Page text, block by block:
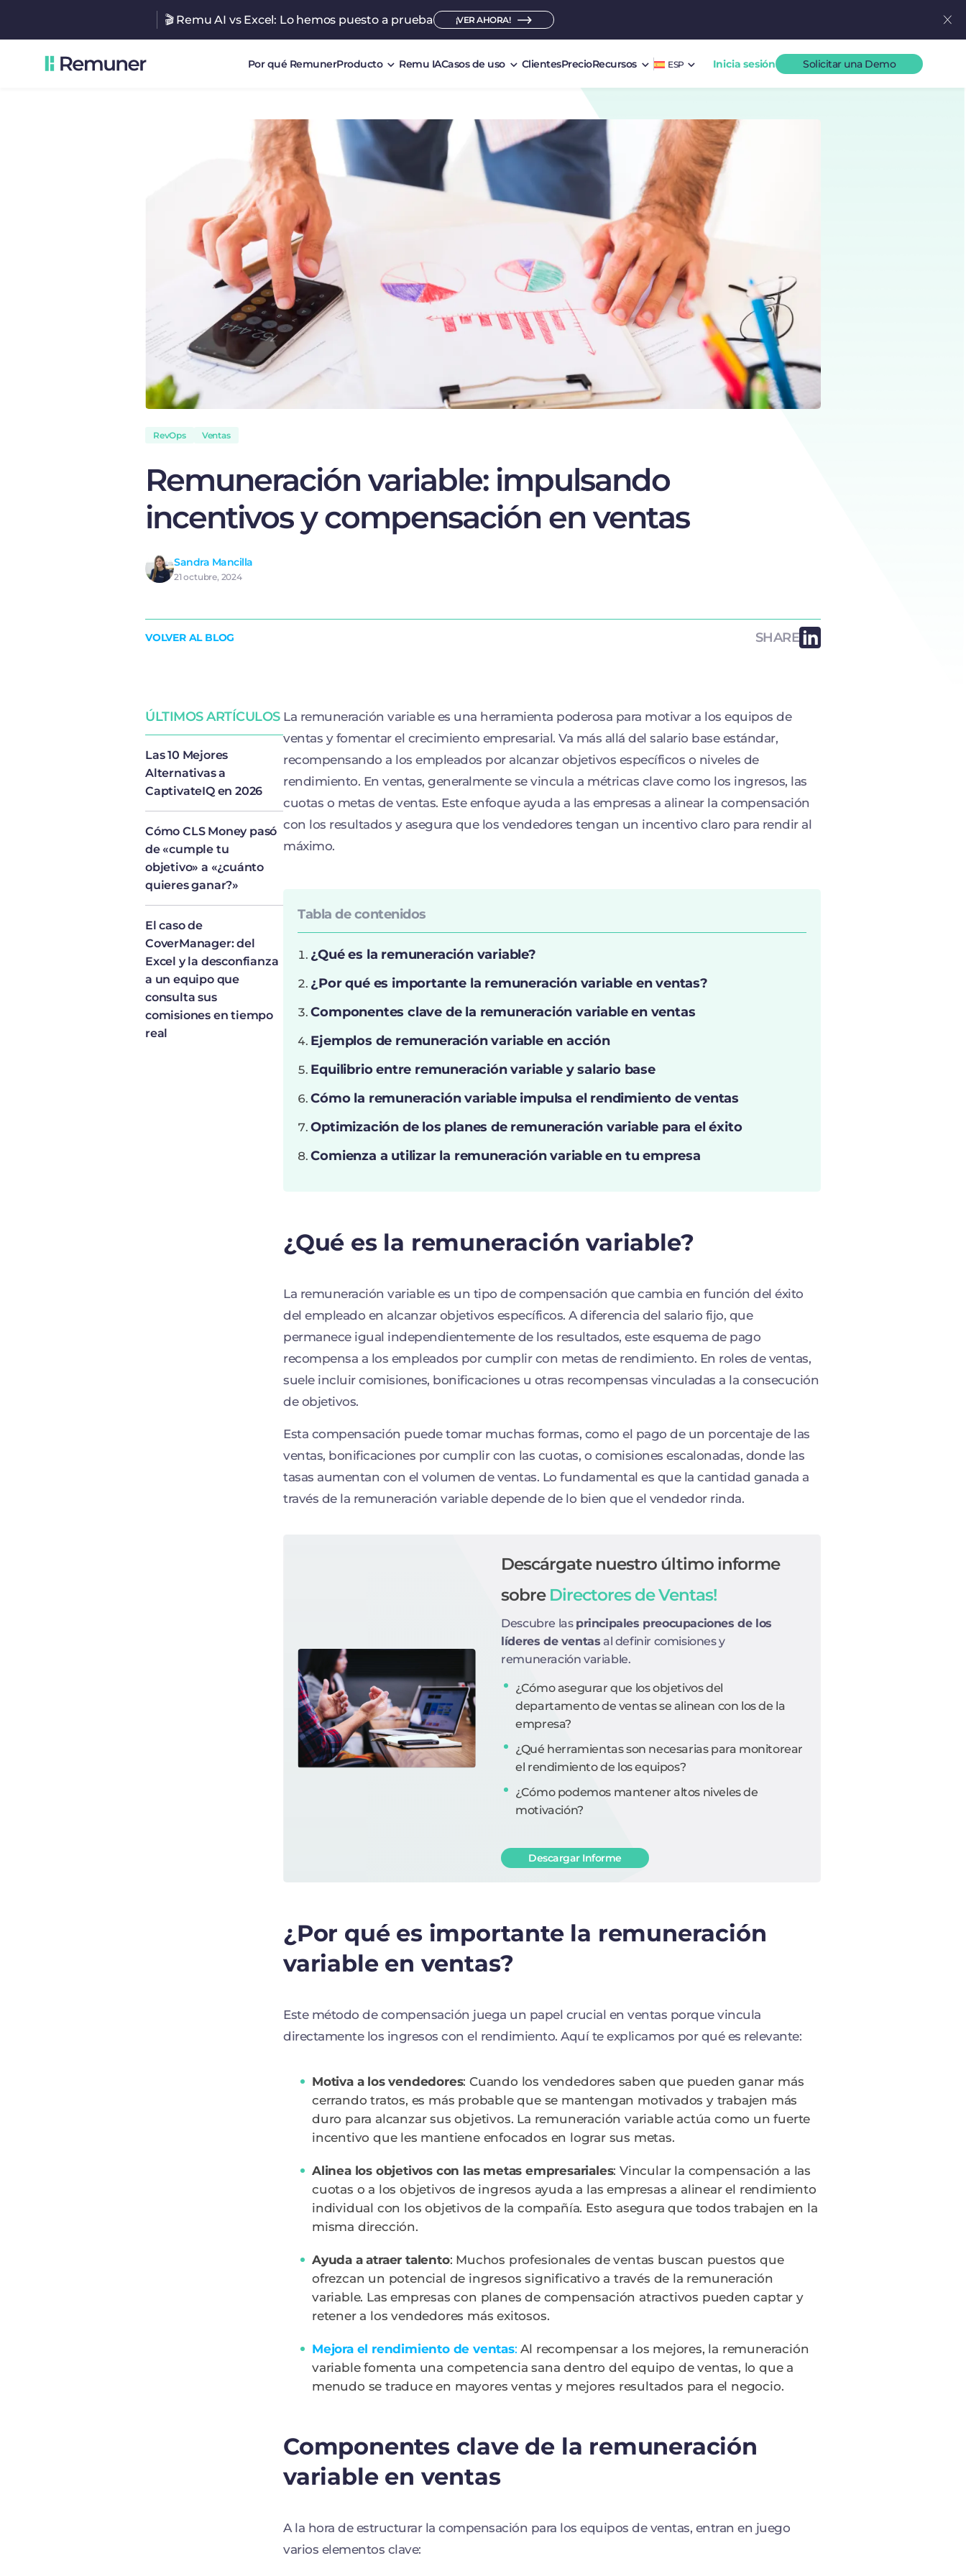
🎬 Remu AI vs Excel: Lo hemos puesto a prueba ¡VER AHORA!
Por qué RemunerProducto Remu IACasos de uso ClientesPrecioRecursos ESP Inicia sesión Solicitar una Demo
RevOps Ventas
Remuneración variable: impulsando
incentivos y compensación en ventas
Sandra Mancilla
21 octubre, 2024
VOLVER AL BLOG SHARE
ÚLTIMOS ARTÍCULOS
Las 10 Mejores
Alternativas a
CaptivateIQ en 2026
Cómo CLS Money pasó
de «cumple tu
objetivo» a «¿cuánto
quieres ganar?»
El caso de
CoverManager: del
Excel y la desconfianza
a un equipo que
consulta sus
comisiones en tiempo
real
La remuneración variable es una herramienta poderosa para motivar a los equipos de
ventas y fomentar el crecimiento empresarial. Va más allá del salario base estándar,
recompensando a los empleados por alcanzar objetivos específicos o niveles de
rendimiento. En ventas, generalmente se vincula a métricas clave como los ingresos, las
cuotas o metas de ventas. Este enfoque ayuda a las empresas a alinear la compensación
con los resultados y asegura que los vendedores tengan un incentivo claro para rendir al
máximo.
Tabla de contenidos
¿Qué es la remuneración variable?
¿Por qué es importante la remuneración variable en ventas?
Componentes clave de la remuneración variable en ventas
Ejemplos de remuneración variable en acción
Equilibrio entre remuneración variable y salario base
Cómo la remuneración variable impulsa el rendimiento de ventas
Optimización de los planes de remuneración variable para el éxito
Comienza a utilizar la remuneración variable en tu empresa
¿Qué es la remuneración variable?
La remuneración variable es un tipo de compensación que cambia en función del éxito
del empleado en alcanzar objetivos específicos. A diferencia del salario fijo, que
permanece igual independientemente de los resultados, este esquema de pago
recompensa a los empleados por cumplir con metas de rendimiento. En roles de ventas,
suele incluir comisiones, bonificaciones u otras recompensas vinculadas a la consecución
de objetivos.
Esta compensación puede tomar muchas formas, como el pago de un porcentaje de las
ventas, bonificaciones por cumplir con las cuotas, o comisiones escalonadas, donde las
tasas aumentan con el volumen de ventas. Lo fundamental es que la cantidad ganada a
través de la remuneración variable depende de lo bien que el vendedor rinda.
Descárgate nuestro último informe
sobre Directores de Ventas!
Descubre las principales preocupaciones de los
líderes de ventas al definir comisiones y
remuneración variable.
¿Cómo asegurar que los objetivos del
departamento de ventas se alinean con los de la
empresa?
¿Qué herramientas son necesarias para monitorear
el rendimiento de los equipos?
¿Cómo podemos mantener altos niveles de
motivación?
Descargar Informe
¿Por qué es importante la remuneración
variable en ventas?
Este método de compensación juega un papel crucial en ventas porque vincula
directamente los ingresos con el rendimiento. Aquí te explicamos por qué es relevante:
Motiva a los vendedores: Cuando los vendedores saben que pueden ganar más
cerrando tratos, es más probable que se mantengan motivados y trabajen más
duro para alcanzar sus objetivos. La remuneración variable actúa como un fuerte
incentivo que les mantiene enfocados en lograr sus metas.
Alinea los objetivos con las metas empresariales: Vincular la compensación a las
cuotas o a los objetivos de ingresos ayuda a las empresas a alinear el rendimiento
individual con los objetivos de la compañía. Esto asegura que todos trabajen en la
misma dirección.
Ayuda a atraer talento: Muchos profesionales de ventas buscan puestos que
ofrezcan un potencial de ingresos significativo a través de la remuneración
variable. Las empresas con planes de compensación atractivos pueden captar y
retener a los vendedores más exitosos.
Mejora el rendimiento de ventas: Al recompensar a los mejores, la remuneración
variable fomenta una competencia sana dentro del equipo de ventas, lo que a
menudo se traduce en mayores ventas y mejores resultados para el negocio.
Componentes clave de la remuneración
variable en ventas
A la hora de estructurar la compensación para los equipos de ventas, entran en juego
varios elementos clave: